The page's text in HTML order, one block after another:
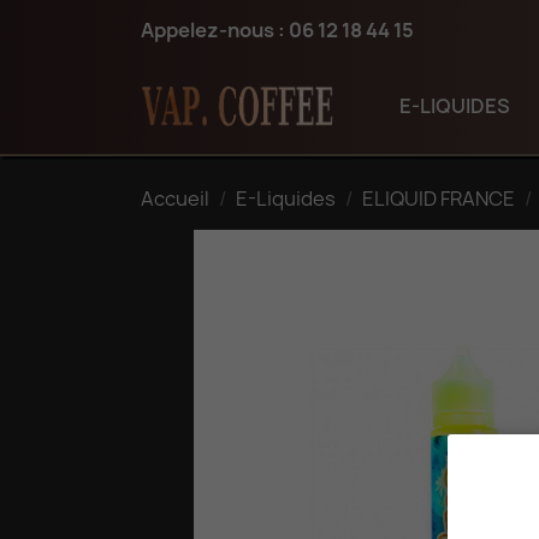
Appelez-nous : 06 12 18 44 15
E-LIQUIDES
Accueil E-Liquides ELIQUID FRANCE